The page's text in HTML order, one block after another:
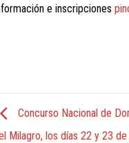
e inscripciones
Concurso Nacional de
Milagro, los días 22 y 23